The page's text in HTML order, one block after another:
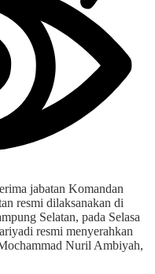
jabatan Komandan
resmi dilaksanakan di
Selatan, pada Selasa
resmi menyerahkan
Nuril Ambiyah,